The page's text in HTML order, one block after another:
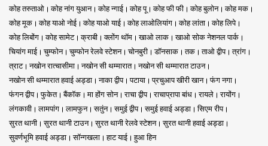
कोह तरुताओ
कोह नांग युआन कोह न्गाई कोह पू कोह फी फी कोह बुलोन
कोह मक
कोह मूक
कोह याओ नोई कोह याओ याई कोह लाओलियांग कोह लांता
कोह लिपे
कोह लिबोंग
कोह सामेट क्राबी क्लोंग थॉम खाओ लाक
खाओ सोक नेशनल पार्क
चियांग माई
चुम्फोन चुम्फोन रेलवे स्टेशन चोनबुरी डॉनसाक तक ताओ द्वीप
त्रांग
त्राट
नखोन रात्चासीमा नखोन सी थम्मारात
नखोन सी थम्मारात टाउन
नखोन सी थम्मारात हवाई अड्डा
नाका द्वीप पटाया प्रचुआप खीरी खान
फंग नगा
फंगन द्वीप
फुकेत बैंकॉक मा होंग सोन राचा द्वीप राचाप्रापा बांध रायले
रायोंग
लंगकावी
लामपांग लामफुन सतुंन समुई द्वीप समुई हवाई अड्डा
सिएम रीप
सुरत थानी
सुरत थानी टाउन सुरत थानी रेलवे स्टेशन
सुरत थानी हवाई अड्डा
सुवर्णभूमि हवाई अड्डा
सॉन्गखला हाट याई हुआ हिन